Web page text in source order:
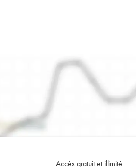
Accès gratuit et illimité